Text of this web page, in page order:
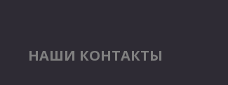
НАШИ КОНТАКТЫ